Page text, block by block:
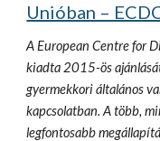
Unióban –
A European Centre for
kiadta 2015-ös
gyermekkori általános
kapcsolatban. A több,
legfontosabb